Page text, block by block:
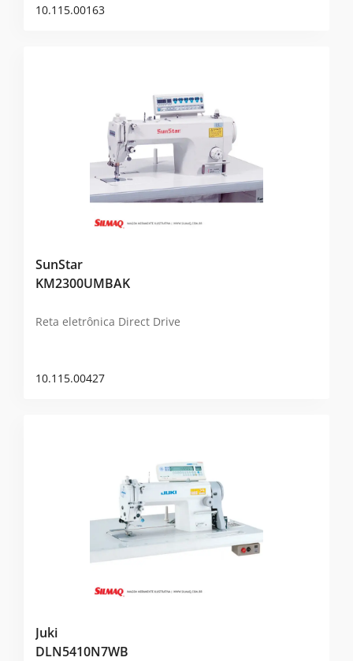
10.115.00163
SunStar
KM2300UMBAK
Reta eletrônica Direct Drive
10.115.00427
Juki
DLN5410N7WB